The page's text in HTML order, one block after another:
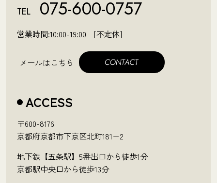
TEL 075-600-0757
営業時間:10:00-19:00 [不定休]
メールはこちら
ACCESS
〒600-8176
京都府京都市下京区北町181−2
地下鉄【五条駅】5番出口から徒歩1分
京都駅中央口から徒歩13分